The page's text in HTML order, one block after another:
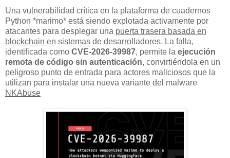
Una vulnerabilidad crítica en la plataforma de cuadernos
Python *marimo* está siendo explotada activamente por
atacantes para desplegar una puerta trasera basada en
blockchain en sistemas de desarrolladores. La falla,
identificada como CVE-2026-39987, permite la ejecución
remota de código sin autenticación, convirtiéndola en un
peligroso punto de entrada para actores maliciosos que la
utilizan para instalar una nueva variante del malware
NKAbuse